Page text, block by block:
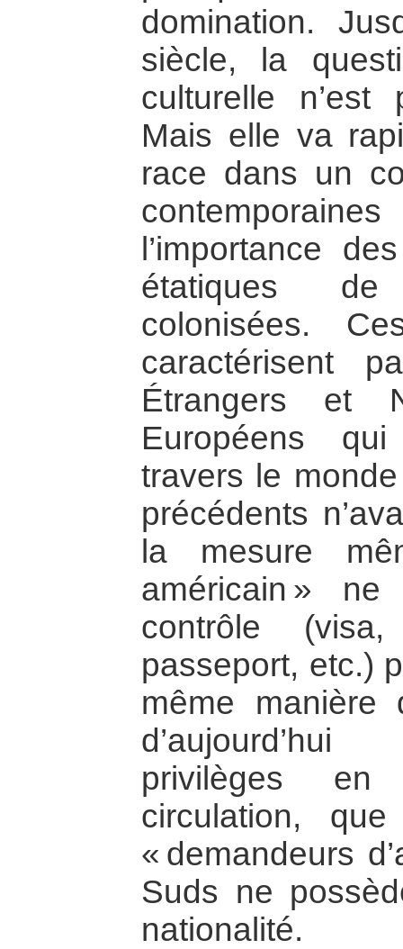
domination.
siècle, la
culturelle
Mais elle va
race dans un
l’importance
étatiques
colonisées.
caractérisent
Étrangers et
Européens
travers le
précédents
la mesure
américain »
contrôle
passeport, etc.)
même manière
privilèges
circulation,
« demandeurs
Suds ne
nationalité.